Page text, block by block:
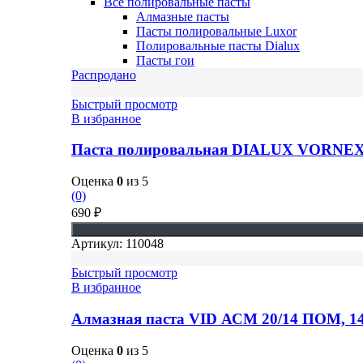
Алмазные пасты
Пасты полировальные Luxor
Полировальные пасты Dialux
Пасты гои
Распродано
Быстрый просмотр
В избранное
Паста полировальная DIALUX
Оценка 0 из 5
(0)
690 ₽
Артикул: 110048
Быстрый просмотр
В избранное
Алмазная паста VID АСМ 20/14 ПОМ,
Оценка 0 из 5